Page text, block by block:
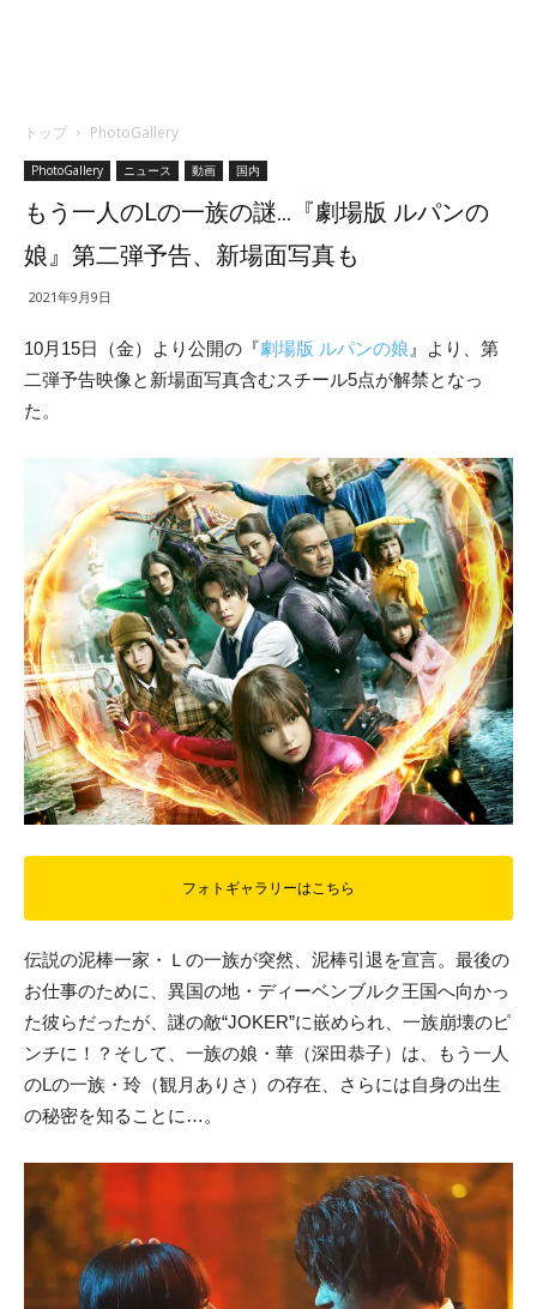
トップ PhotoGallery
PhotoGallery ニュース 動画 国内
もう一人のLの一族の謎…『劇場版 ルパンの
娘』第二弾予告、新場面写真も
2021年9月9日
10月15日（金）より公開の『劇場版 ルパンの娘 』より、第
二弾予告映像と新場面写真含むスチール5点が解禁となっ
た。
フォトギャラリーはこちら
伝説の泥棒一家・Ｌの一族が突然、泥棒引退を宣言。最後の
お仕事のために、異国の地・ディーベンブルク王国へ向かっ
た彼らだったが、謎の敵“JOKER”に嵌められ、一族崩壊のピ
ンチに！？そして、一族の娘・華（深田恭子）は、もう一人
のLの一族・玲（観月ありさ）の存在、さらには自身の出生
の秘密を知ることに…。